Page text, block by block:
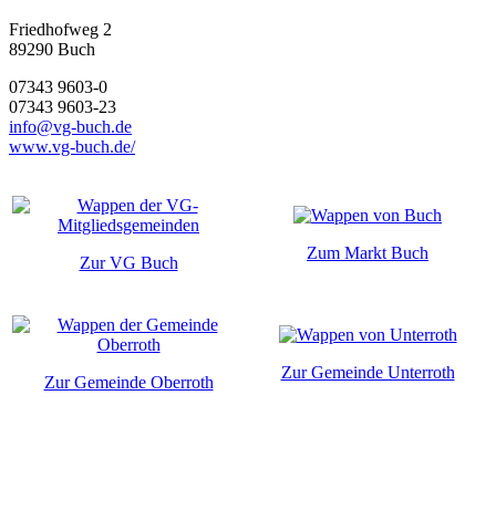
Friedhofweg 2
89290 Buch
07343 9603-0
07343 9603-23
info@vg-buch.de
www.vg-buch.de/
Zur VG Buch
Zum Markt Buch
Zur Gemeinde Oberroth
Zur Gemeinde Unterroth